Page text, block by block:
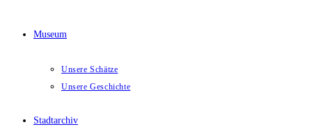
Museum
Unsere Schätze
Unsere Geschichte
Stadtarchiv